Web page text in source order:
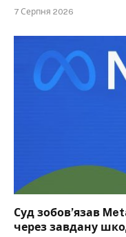
7 Серпня 2026
Суд зобов’язав
через завдану